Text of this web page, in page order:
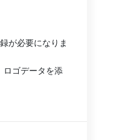
が必要になりま
ロゴデータを添